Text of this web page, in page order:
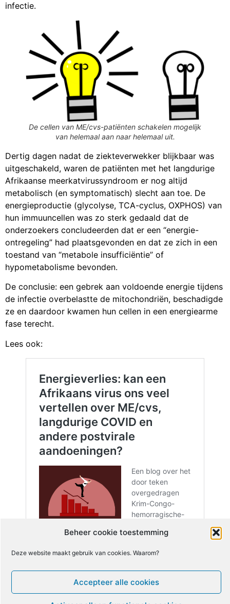
Beheer cookie toestemming
Deze website maakt gebruik van cookies. Waarom?
Accepteer alle cookies
infectie.
De cellen van ME/cvs-patiënten schakelen mogelijk
van helemaal aan naar helemaal uit.
Dertig dagen nadat de ziekteverwekker blijkbaar was
uitgeschakeld, waren de patiënten met het langdurige
Afrikaanse meerkatvirussyndroom er nog altijd
metabolisch (en symptomatisch) slecht aan toe. De
energieproductie (glycolyse, TCA-cyclus, OXPHOS) van
hun immuuncellen was zo sterk gedaald dat de
onderzoekers concludeerden dat er een “energie-
ontregeling” had plaatsgevonden en dat ze zich in een
toestand van “metabole insufficiëntie” of
hypometabolisme bevonden.
De conclusie: een gebrek aan voldoende energie tijdens
de infectie overbelastte de mitochondriën, beschadigde
ze en daardoor kwamen hun cellen in een energiearme
fase terecht.
Lees ook: